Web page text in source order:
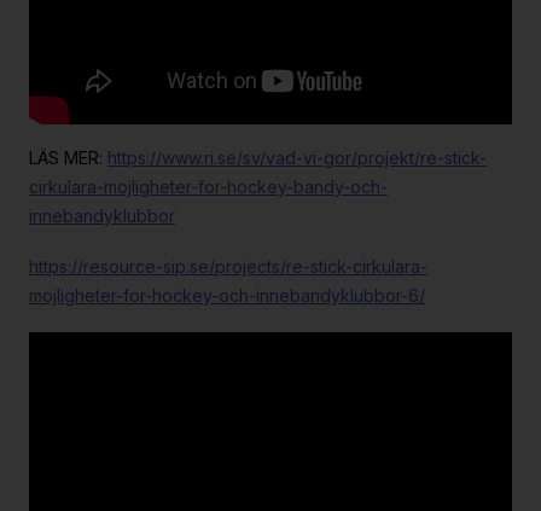
LÄS MER: https://www.ri.se/sv/vad-vi-gor/projekt/re-stick-
cirkulara-mojligheter-for-hockey-bandy-och-
innebandyklubbor
https://resource-sip.se/projects/re-stick-cirkulara-
mojligheter-for-hockey-och-innebandyklubbor-6/